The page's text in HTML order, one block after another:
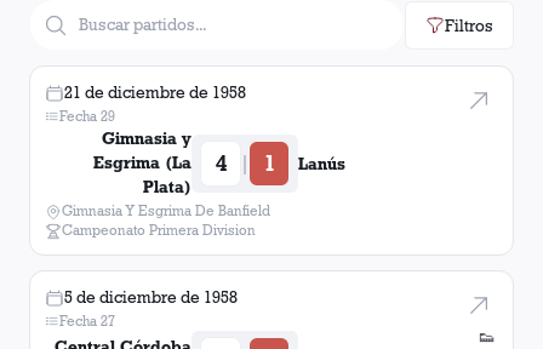
Filtros
21 de diciembre de 1958
Fecha 29
Gimnasia y
Esgrima (La
Plata)
4 | 1 Lanús
Gimnasia Y Esgrima De Banfield
Campeonato Primera Division
👟
5 de diciembre de 1958
Fecha 27